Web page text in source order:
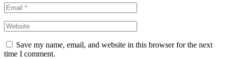
Save my name, email, and website in this browser for the next
time I comment.